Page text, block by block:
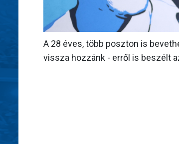
A 28 éves, több poszton is
vissza hozzánk - erről is beszélt